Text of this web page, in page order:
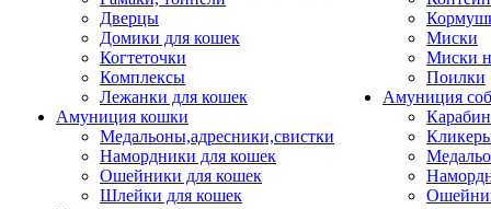
Дверцы
Домики для кошек
Когтеточки
Комплексы
Лежанки для кошек
Амуниция кошки
Медальоны,адресники,свистки
Намордники для кошек
Ошейники для кошек
Шлейки для кошек
Миски
Миски
Поилки
Амуниция